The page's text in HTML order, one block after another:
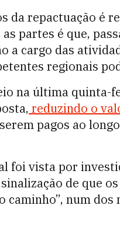
da repactuação é
partes é que,
a cargo das
regionais
na última quinta-
reduzindo o
pagos ao
foi vista por
de que
caminho”, num